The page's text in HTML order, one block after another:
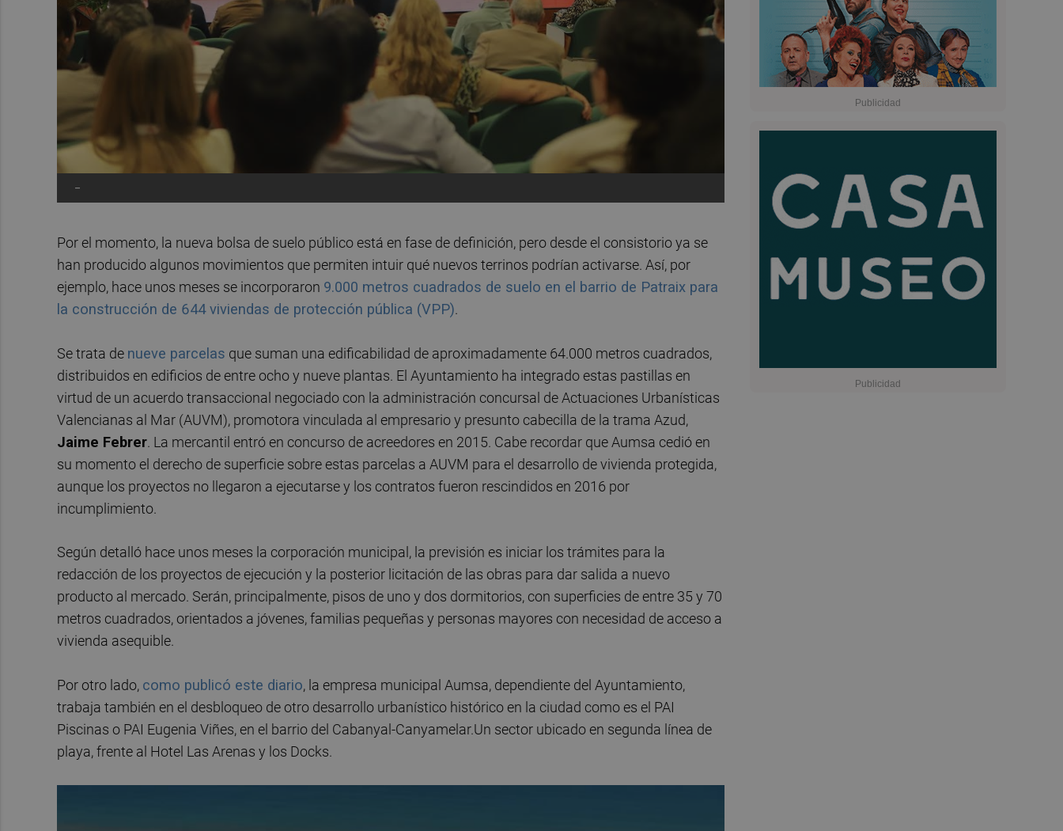
-
Por el momento, la nueva bolsa de suelo público está en fase de definición, pero desde el consistorio ya se
han producido algunos movimientos que permiten intuir qué nuevos terrinos podrían activarse. Así, por
ejemplo, hace unos meses se incorporaron 9.000 metros cuadrados de suelo en el barrio de Patraix para
la construcción de 644 viviendas de protección pública (VPP).
Se trata de nueve parcelas que suman una edificabilidad de aproximadamente 64.000 metros cuadrados,
distribuidos en edificios de entre ocho y nueve plantas. El Ayuntamiento ha integrado estas pastillas en
virtud de un acuerdo transaccional negociado con la administración concursal de Actuaciones Urbanísticas
Valencianas al Mar (AUVM), promotora vinculada al empresario y presunto cabecilla de la trama Azud,
Jaime Febrer. La mercantil entró en concurso de acreedores en 2015. Cabe recordar que Aumsa cedió en
su momento el derecho de superficie sobre estas parcelas a AUVM para el desarrollo de vivienda protegida,
aunque los proyectos no llegaron a ejecutarse y los contratos fueron rescindidos en 2016 por
incumplimiento.
Según detalló hace unos meses la corporación municipal, la previsión es iniciar los trámites para la
redacción de los proyectos de ejecución y la posterior licitación de las obras para dar salida a nuevo
producto al mercado. Serán, principalmente, pisos de uno y dos dormitorios, con superficies de entre 35 y 70
metros cuadrados, orientados a jóvenes, familias pequeñas y personas mayores con necesidad de acceso a
vivienda asequible.
Por otro lado, como publicó este diario, la empresa municipal Aumsa, dependiente del Ayuntamiento,
trabaja también en el desbloqueo de otro desarrollo urbanístico histórico en la ciudad como es el PAI
Piscinas o PAI Eugenia Viñes, en el barrio del Cabanyal-Canyamelar.Un sector ubicado en segunda línea de
playa, frente al Hotel Las Arenas y los Docks.